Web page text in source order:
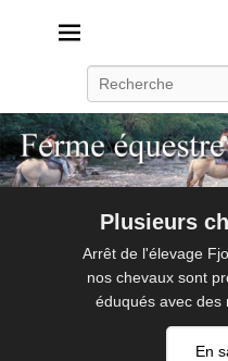
Plusieurs
Arrêt de l'élevage
nos chevaux sont
éduqués avec des
En